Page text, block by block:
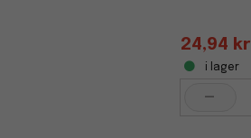
24,94 kr
i lager
-